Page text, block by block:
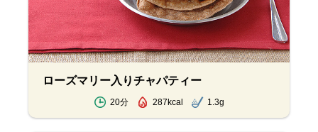
ローズマリー入りチャパティー
20分 287kcal 1.3g